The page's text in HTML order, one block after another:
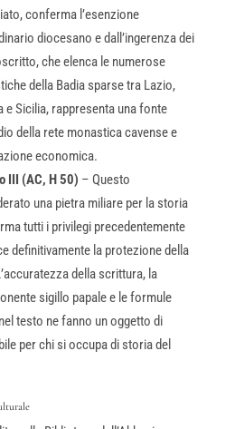
conferma l’esenzione
diocesano e dall’ingerenza dei
che elenca le numerose
della Badia sparse tra Lazio,
e Sicilia, rappresenta una fonte
della rete monastica cavense e
economica.
III (AC, H 50) – Questo
una pietra miliare per la storia
tutti i privilegi precedentemente
definitivamente la protezione della
della scrittura, la
sigillo papale e le formule
testo ne fanno un oggetto di
per chi si occupa di storia del